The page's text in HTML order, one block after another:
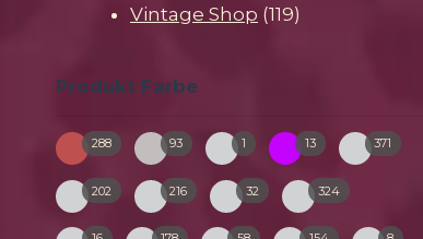
Produkte
Vintage Shop 119119
Produkt Farbe
bunt
288 creme
93
gruen-
2-
2-
2-
1 pink
13 schwarz
371
weiss
202 rot216 bordeauxrot
32 blau
324